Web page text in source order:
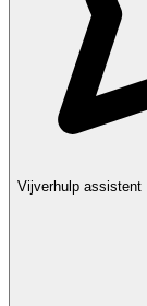
Vijverhulp assistent